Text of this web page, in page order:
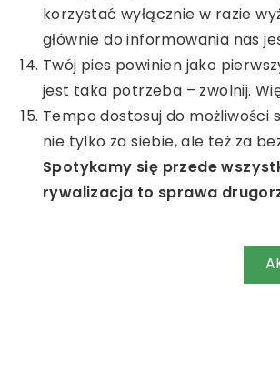
korzystać wyłącznie w razie
głównie do informowania nas
Twój pies powinien jako
jest taka potrzeba – zwolnij.
Tempo dostosuj do możliwości
nie tylko za siebie, ale też za
Spotykamy się przede
rywalizacja to sprawa